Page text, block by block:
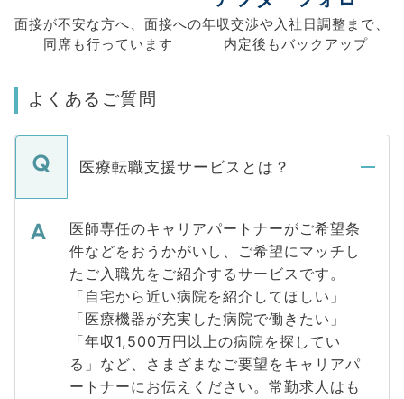
面接が不安な方へ、 面接への
同席も行っています
年収交渉や入社日調整まで、
内定後もバックアップ
よくあるご質問
医療転職支援サービスとは？
医師専任のキャリアパートナーがご希望条
件などをおうかがいし、ご希望にマッチし
たご入職先をご紹介するサービスです。
「自宅から近い病院を紹介してほしい」
「医療機器が充実した病院で働きたい」
「年収1,500万円以上の病院を探してい
る」など、さまざまなご要望をキャリアパ
ートナーにお伝えください。常勤求人はも